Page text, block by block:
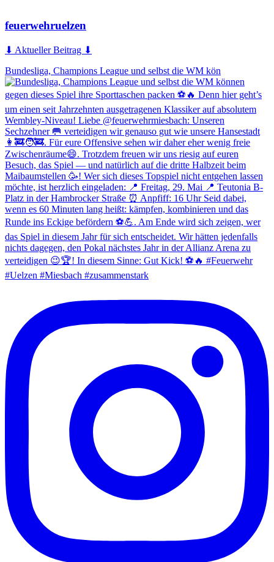
feuerwehruelzen
⬇ Aktueller Beitrag ⬇
Bundesliga, Champions League und selbst die WM kön